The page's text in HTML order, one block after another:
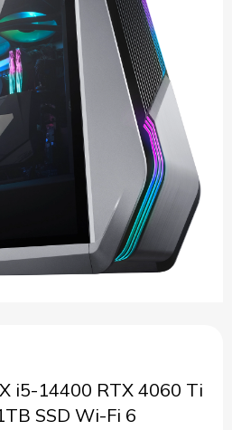
i5-14400 RTX 4060 Ti
SSD Wi-Fi 6